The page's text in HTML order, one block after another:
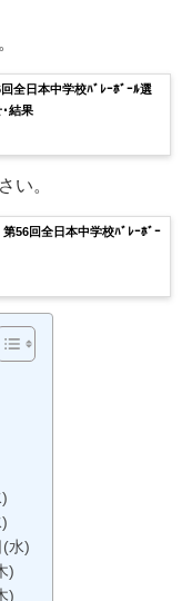
全日本中学校ﾊﾞﾚｰﾎﾞｰﾙ選
結果
い。
56回全日本中学校ﾊﾞﾚｰﾎﾞｰ
(水)
)
)